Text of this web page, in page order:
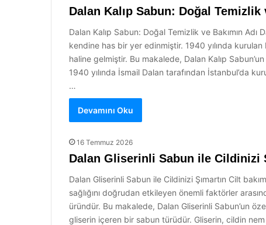
Dalan Kalıp Sabun: Doğal Temizlik
Dalan Kalıp Sabun: Doğal Temizlik ve Bakımın
kendine has bir yer edinmiştir. 1940 yılında
haline gelmiştir. Bu makalede, Dalan Kalıp
1940 yılında İsmail Dalan tarafından İstanbul’da
…
Devamını Oku
16 Temmuz 2026
Dalan Gliserinli Sabun ile Cildinizi
Dalan Gliserinli Sabun ile Cildinizi Şımartın Cilt
sağlığını doğrudan etkileyen önemli faktörler
üründür. Bu makalede, Dalan Gliserinli Sabun’un
gliserin içeren bir sabun türüdür. Gliserin, cildin